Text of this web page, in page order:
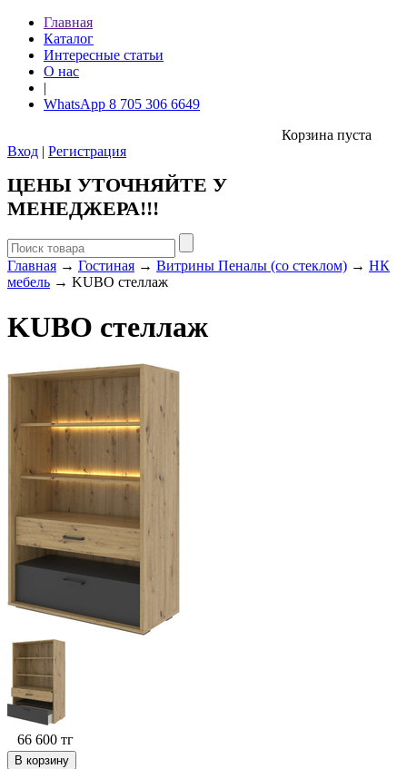
Главная
Каталог
Интересные статьи
О нас
|
WhatsApp 8 705 306 6649
Корзина пуста
Вход | Регистрация
ЦЕНЫ УТОЧНЯЙТЕ У
МЕНЕДЖЕРА!!!
Главная → Гостиная → Витрины Пеналы (со стеклом) → НК
мебель → KUBO стеллаж
KUBO стеллаж
66 600 тг
В корзину